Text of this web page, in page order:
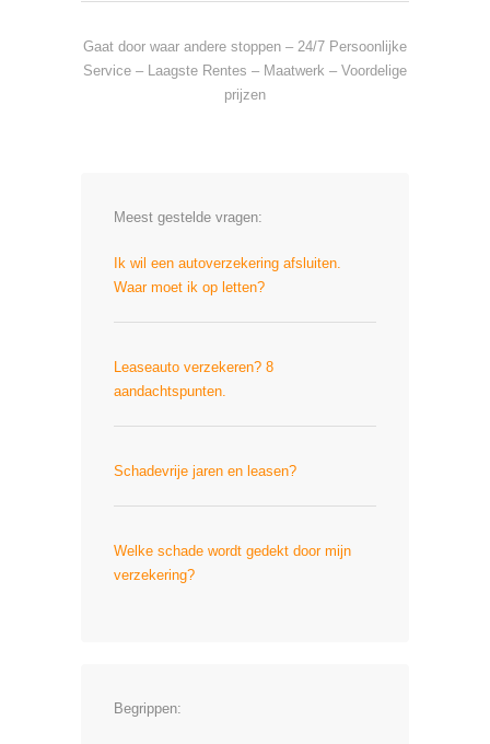
Gaat door waar andere stoppen – 24/7 Persoonlijke
Service – Laagste Rentes – Maatwerk – Voordelige
prijzen
Meest gestelde vragen:
Ik wil een autoverzekering afsluiten.
Waar moet ik op letten?
Leaseauto verzekeren? 8
aandachtspunten.
Schadevrije jaren en leasen?
Welke schade wordt gedekt door mijn
verzekering?
Begrippen: